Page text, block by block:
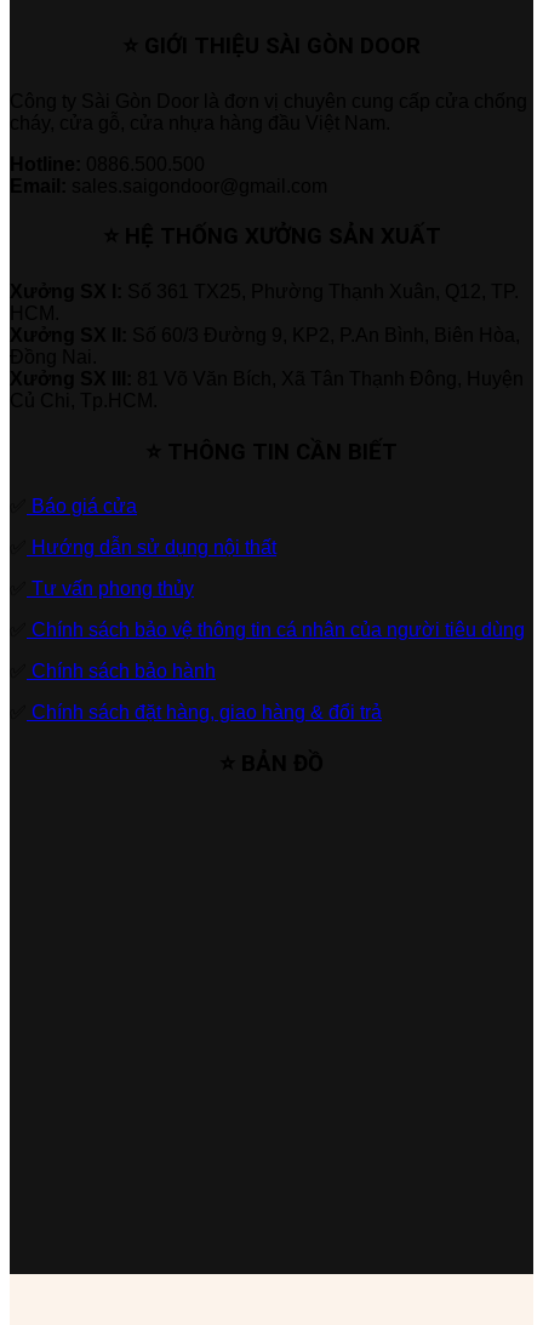
Báo giá cửa
Hướng dẫn sử dụng nội thất
Tư vấn phong thủy
Chính sách bảo vệ thông tin cá nhân của người tiêu dùng
Chính sách bảo hành
Chính sách đặt hàng, giao hàng & đổi trả